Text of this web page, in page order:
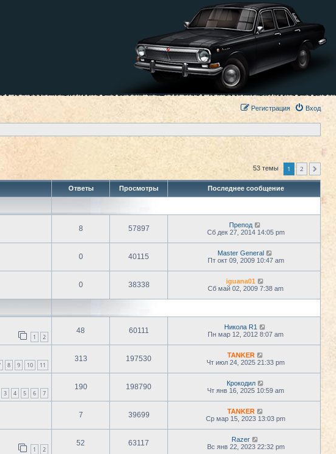
Вход
Регистрация
53 темы 1 2
Ответы Просмотры Последнее сообщение
8 57897
Препод
Сб дек 27, 2014 14:05 pm
0 40115
Master General
Пт окт 09, 2009 10:47 am
0 38338
iguana01
Сб май 02, 2009 7:38 am
1 2
48 60111
Никола R1
Пн мар 12, 2012 8:07 am
8 9 10 11
313 197530
TANKER
Чт июл 24, 2025 21:33 pm
3 4 5 6 7
190 198790
Крокодил
Чт янв 16, 2025 10:59 am
7 39699
TANKER
Ср мар 15, 2023 13:03 pm
1 2
52 63117
Razer
Вс янв 22, 2023 22:32 pm